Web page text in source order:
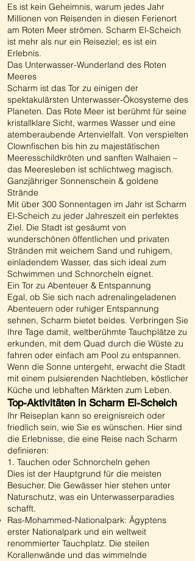
Es ist kein Geheimnis, warum jedes Jahr
Millionen von Reisenden in diesen Ferienort
am Roten Meer strömen. Scharm El-Scheich
ist mehr als nur ein Reiseziel; es ist ein
Erlebnis.
Das Unterwasser-Wunderland des Roten
Meeres
Scharm ist das Tor zu einigen der
spektakulärsten Unterwasser-Ökosysteme des
Planeten. Das Rote Meer ist berühmt für seine
kristallklare Sicht, warmes Wasser und eine
atemberaubende Artenvielfalt. Von verspielten
Clownfischen bis hin zu majestätischen
Meeresschildkröten und sanften Walhaien –
das Meeresleben ist schlichtweg magisch.
Ganzjähriger Sonnenschein & goldene
Strände
Mit über 300 Sonnentagen im Jahr ist Scharm
El-Scheich zu jeder Jahreszeit ein perfektes
Ziel. Die Stadt ist gesäumt von
wunderschönen öffentlichen und privaten
Stränden mit weichem Sand und ruhigem,
einladendem Wasser, das sich ideal zum
Schwimmen und Schnorcheln eignet.
Ein Tor zu Abenteuer & Entspannung
Egal, ob Sie sich nach adrenalingeladenen
Abenteuern oder ruhiger Entspannung
sehnen, Scharm bietet beides. Verbringen Sie
Ihre Tage damit, weltberühmte Tauchplätze zu
erkunden, mit dem Quad durch die Wüste zu
fahren oder einfach am Pool zu entspannen.
Wenn die Sonne untergeht, erwacht die Stadt
mit einem pulsierenden Nachtleben, köstlicher
Küche und lebhaften Märkten zum Leben.
Top-Aktivitäten in Scharm El-Scheich
Ihr Reiseplan kann so ereignisreich oder
friedlich sein, wie Sie es wünschen. Hier sind
die Erlebnisse, die eine Reise nach Scharm
definieren:
1. Tauchen oder Schnorcheln gehen
Dies ist der Hauptgrund für die meisten
Besucher. Die Gewässer hier stehen unter
Naturschutz, was ein Unterwasserparadies
schafft.
Ras-Mohammed-Nationalpark: Ägyptens
erster Nationalpark und ein weltweit
renommierter Tauchplatz. Die steilen
Korallenwände und das wimmelnde